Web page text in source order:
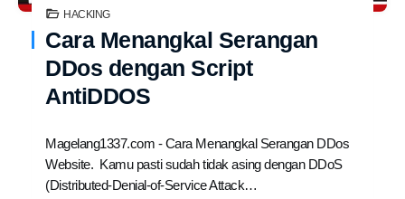
Cara Menangkal Serangan
DDos dengan Script
AntiDDOS
Magelang1337.com - Cara Menangkal Serangan DDos
Website. Kamu pasti sudah tidak asing dengan DDoS
(Distributed-Denial-of-Service Attack…
HACKING